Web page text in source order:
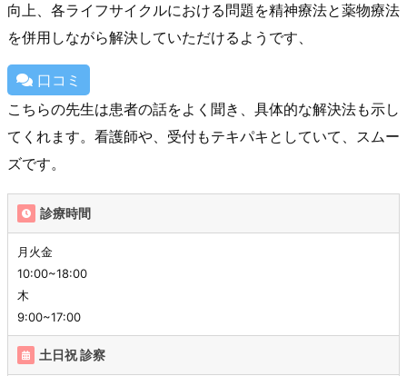
向上、各ライフサイクルにおける問題を精神療法と薬物療法
を併用しながら解決していただけるようです、
口コミ
こちらの先生は患者の話をよく聞き、具体的な解決法も示し
てくれます。看護師や、受付もテキパキとしていて、スムー
ズです。
診療時間
月火金
10:00~18:00
木
9:00~17:00
土日祝 診察